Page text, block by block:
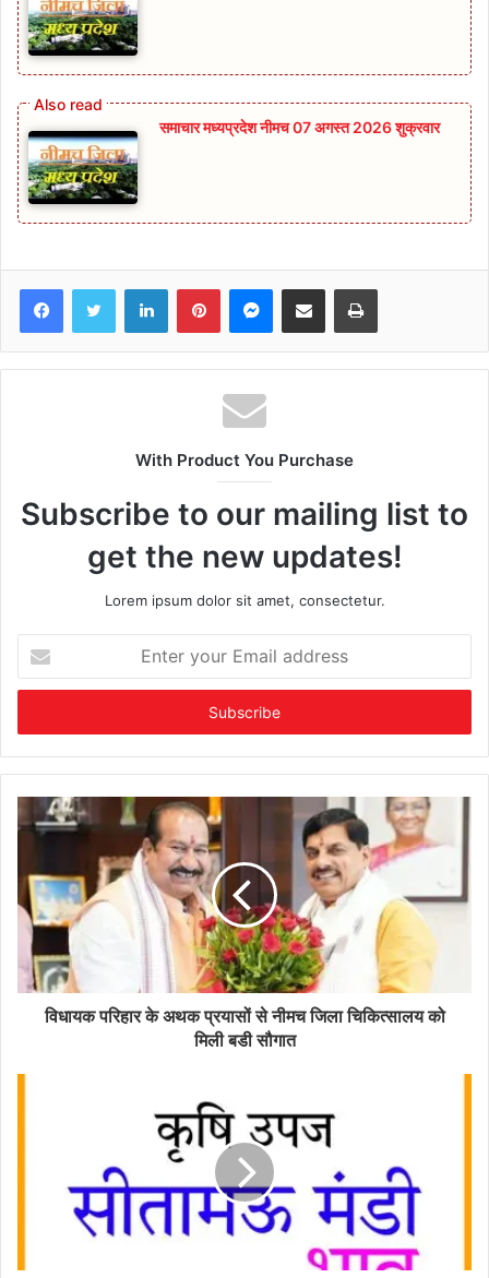
समाचार मध्यप्रदेश नीमच 07 अगस्त 2026 शुक्रवार
FacebookTwitter LinkedInPinterestMessenger
Share via Email Print
With Product You Purchase
Subscribe to our mailing list to
get the new updates!
Lorem ipsum dolor sit amet, consectetur.
your
Email
विधायक परिहार के अथक प्रयासों से नीमच जिला चिकित्सालय को
मिली बडी सौगात